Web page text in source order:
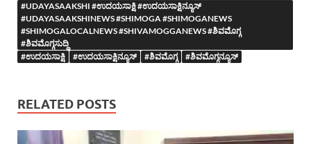
#UDAYASAAKSHI #ಉದಯಸಾಕ್ಷಿ #ಉದಯಸಾಕ್ಷಿನ್ಯೂಸ್
#UDAYASAAKSHINEWS #SHIMOGA #SHIMOGANEWS
#SHIMOGALOCALNEWS #SHIVAMOGGANEWS #ಶಿವಮೊಗ್ಗ
#ಶಿವಮೊಗ್ಗಸುದ್ದಿ
#ಉದಯಸಾಕ್ಷಿ
#ಉದಯಸಾಕ್ಷಿನ್ಯೂಸ್ #ಶಿವಮೊಗ್ಗ #ಶಿವಮೊಗ್ಗನ್ಯೂಸ್
RELATED POSTS